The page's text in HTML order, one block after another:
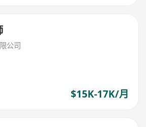
公司
$15K-17K/月